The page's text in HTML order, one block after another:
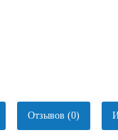
Отзывов (0)